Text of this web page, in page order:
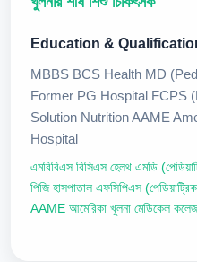
Education &
MBBS BCS Health MD
Former PG Hospital FCPS
Solution Nutrition AAME
Hospital
এমবিবিএস বিসিএস হেলথ এমডি
পিজি হাসপাতাল এফসিপিএস
AAME আমেরিকা খুলনা মেডিকেল কলেজ